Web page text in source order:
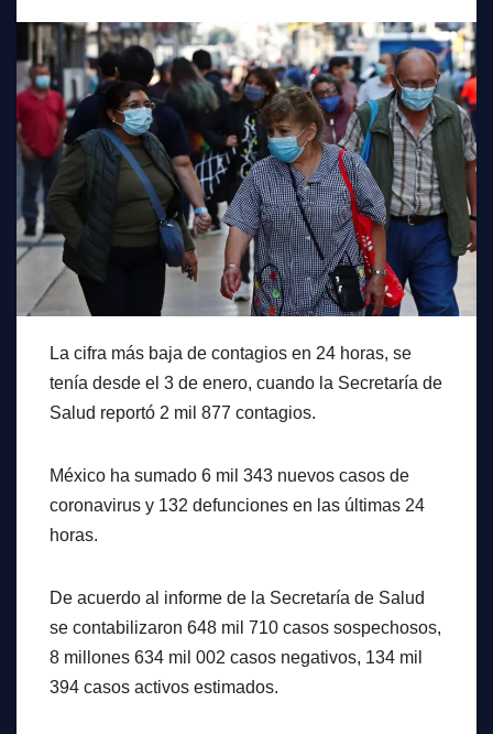
La cifra más baja de contagios en 24 horas, se
tenía desde el 3 de enero, cuando la Secretaría de
Salud reportó 2 mil 877 contagios.
México ha sumado 6 mil 343 nuevos casos de
coronavirus y 132 defunciones en las últimas 24
horas.
De acuerdo al informe de la Secretaría de Salud
se contabilizaron 648 mil 710 casos sospechosos,
8 millones 634 mil 002 casos negativos, 134 mil
394 casos activos estimados.